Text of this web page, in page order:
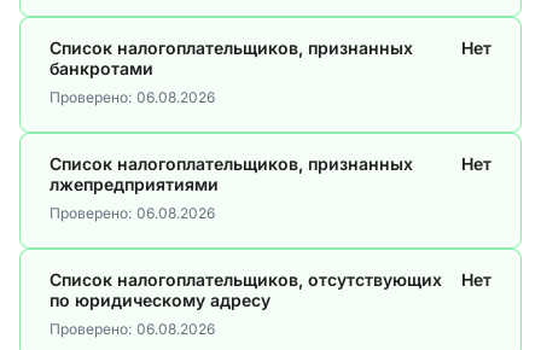
Список налогоплательщиков, признанных
банкротами
Нет
Проверено: 06.08.2026
Список налогоплательщиков, признанных
лжепредприятиями
Нет
Проверено: 06.08.2026
Список налогоплательщиков, отсутствующих
по юридическому адресу
Нет
Проверено: 06.08.2026